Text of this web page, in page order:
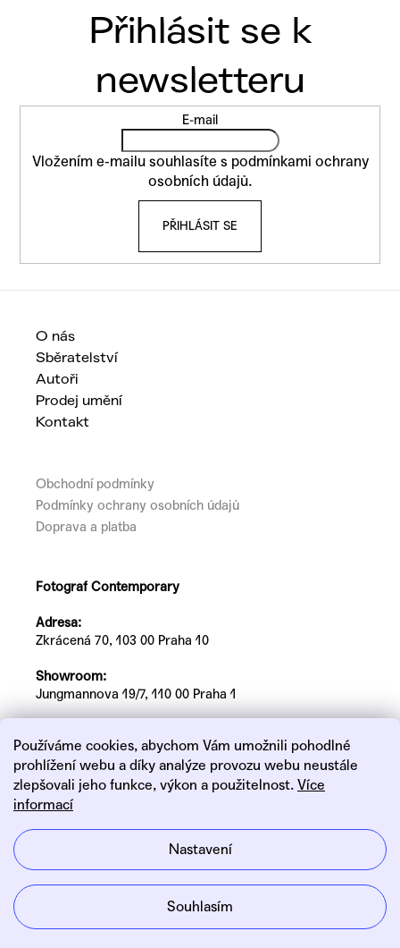
Používáme cookies, abychom Vám umožnili pohodlné
prohlížení webu a díky analýze provozu webu neustále
zlepšovali jeho funkce, výkon a použitelnost. Více
informací
Nastavení
Souhlasím
E-mail
Vložením e-mailu souhlasíte s podmínkami ochrany
osobních údajů.
PŘIHLÁSIT SE
O nás
Sběratelství
Autoři
Prodej umění
Kontakt
Obchodní podmínky
Podmínky ochrany osobních údajů
Doprava a platba
Fotograf Contemporary
Adresa:
Zkrácená 70, 103 00 Praha 10
Showroom:
Jungmannova 19/7, 110 00 Praha 1
Vytvořil Shoptet
FOTOGRAF CONTEMPORARY
práva vyhrazena.